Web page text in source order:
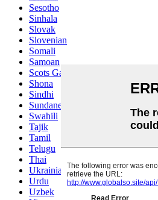
Sesotho
Sinhala
Slovak
Slovenian
Somali
Samoan
Scots Gaelic
Shona
Sindhi
Sundanese
Swahili
Tajik
Tamil
Telugu
Thai
Ukrainian
Urdu
Uzbek